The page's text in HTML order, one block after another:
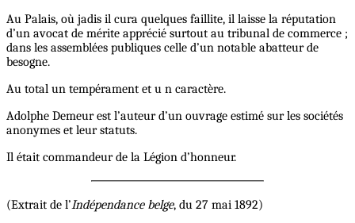
Au Palais, où jadis il cura quelques faillite, il laisse la réputation
d’un avocat de mérite apprécié surtout au tribunal de commerce ;
dans les assemblées publiques celle d’un notable abatteur de
besogne.
Au total un tempérament et u n caractère.
Adolphe Demeur est l’auteur d’un ouvrage estimé sur les sociétés
anonymes et leur statuts.
Il était commandeur de la Légion d’honneur.
(Extrait de l’Indépendance belge, du 27 mai 1892)